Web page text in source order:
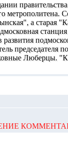
метрополитена.
а старая
Люберцы.